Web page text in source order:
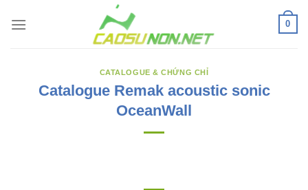
qua
0
CATALOGUE & CHỨNG CHỈ
Catalogue Remak acoustic sonic
OceanWall